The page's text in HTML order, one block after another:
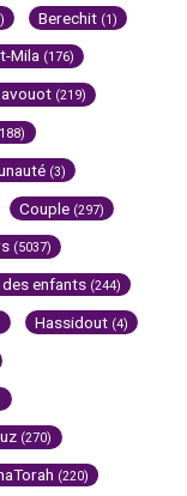
Berechit (1)
Mila (176)
(219)
(3)
Couple (297)
(5037)
enfants (244)
Hassidout (4)
(270)
(220)